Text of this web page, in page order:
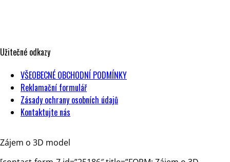
Užitečné odkazy
VŠEOBECNÉ OBCHODNÍ PODMÍNKY
Reklamační formulář
Zásady ochrany osobních údajů
Kontaktujte nás
Zájem o 3D model